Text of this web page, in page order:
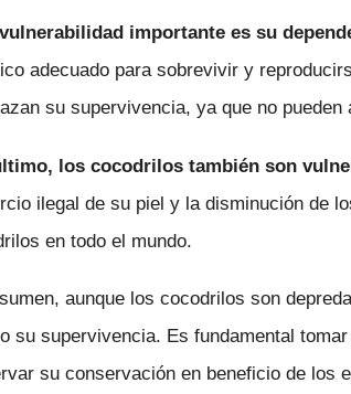
importante es su
adecuado para sobrevivir y
su supervivencia, ya que no
los cocodrilos también son
ilegal de su piel y la disminución de
en todo el mundo.
aunque los cocodrilos son
su supervivencia. Es fundamental
su conservación en beneficio de los